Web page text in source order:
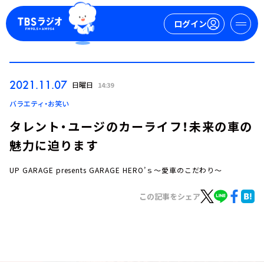
ログイン
ログイン
2021.11.07 日曜日 14:39
バラエティ・お笑い
タレント・ユージのカーライフ！未来の車の
魅力に迫ります
UP GARAGE presents GARAGE HERO’ｓ～愛車のこだわり～
この記事をシェア